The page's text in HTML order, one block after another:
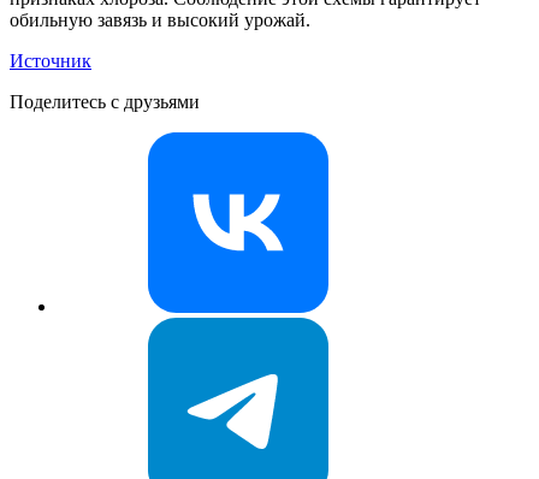
обильную завязь и высокий урожай.
Источник
Поделитесь с друзьями